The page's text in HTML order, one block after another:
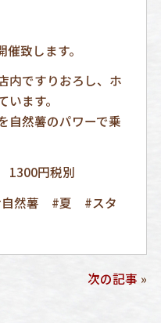
致します。
内ですりおろし、ホ
ます。
自然薯のパワーで乗
円税別
然薯 #夏 #スタ
次の記事 »